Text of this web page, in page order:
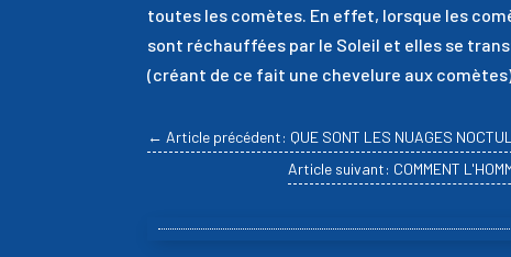
toutes les comètes. En effet, lorsque les
sont réchauffées par le Soleil et elles se
(créant de ce fait une chevelure aux
← Article précédent: QUE SONT LES NUAGES
Article suivant: COMMENT